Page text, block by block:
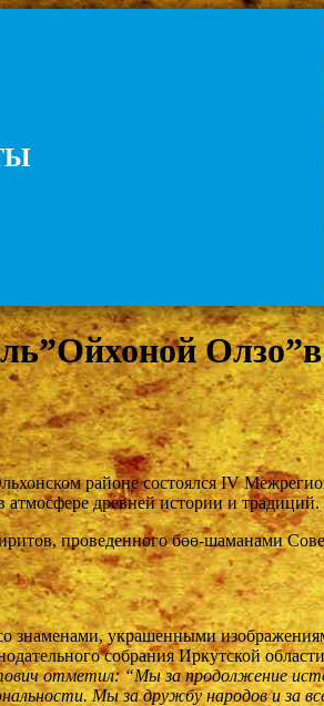
районе состоялся IV
древней истории и традиций.
проведенного бөө-шаманами
знаменами, украшенными
собрания Иркутской
отметил: “Мы за продолжение
Мы за дружбу народов и за